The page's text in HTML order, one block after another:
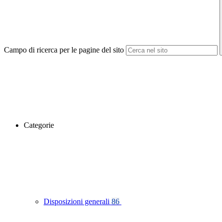
Campo di ricerca per le pagine del sito
Categorie
Disposizioni generali 86